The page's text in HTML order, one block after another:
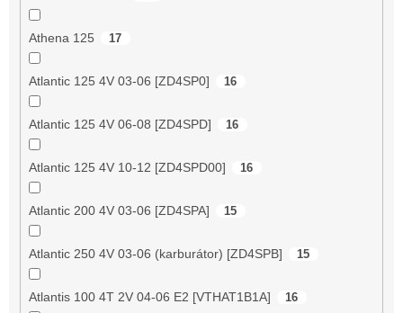
Athena 125 17
Atlantic 125 4V 03-06 [ZD4SP0] 16
Atlantic 125 4V 06-08 [ZD4SPD] 16
Atlantic 125 4V 10-12 [ZD4SPD00] 16
Atlantic 200 4V 03-06 [ZD4SPA] 15
Atlantic 250 4V 03-06 (karburátor) [ZD4SPB] 15
Atlantis 100 4T 2V 04-06 E2 [VTHAT1B1A] 16